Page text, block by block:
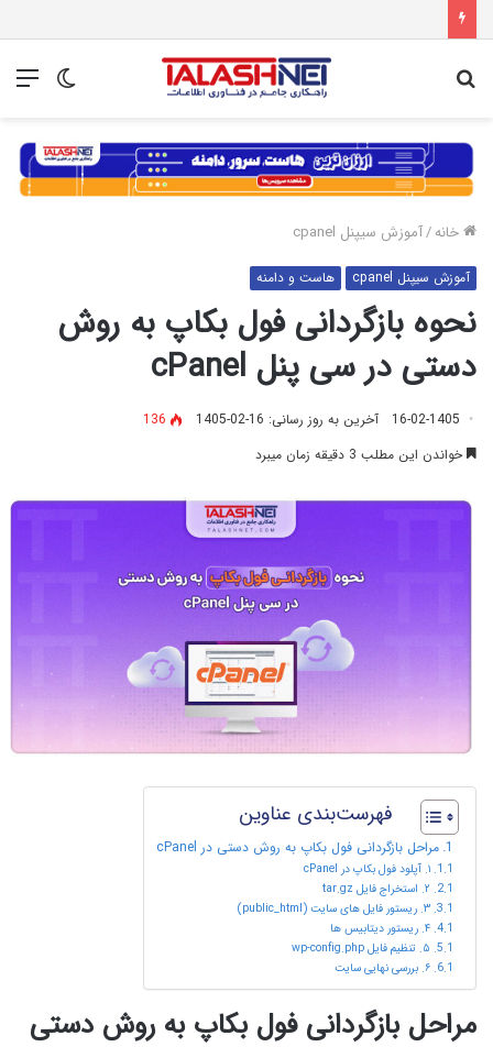
تغییر
خانه/آموزش سیپنل cpanel
آموزش سیپنل cpanel هاست و دامنه
نحوه بازگردانی فول بکاپ به روش
دستی در سی پنل cPanel
16-02-1405 آخرین به روز رسانی: 16-02-1405
136
خواندن این مطلب 3 دقیقه زمان میبرد
فهرست‌بندی عناوین
مراحل بازگردانی فول بکاپ به روش دستی در cPanel
۱. آپلود فول بکاپ در cPanel
۲. استخراج فایل tar.gz
۳. ریستور فایل‌ های سایت (public_html)
۴. ریستور دیتابیس‌ ها
۵. تنظیم فایل wp-config.php
۶. بررسی نهایی سایت
مراحل بازگردانی فول بکاپ به روش دستی